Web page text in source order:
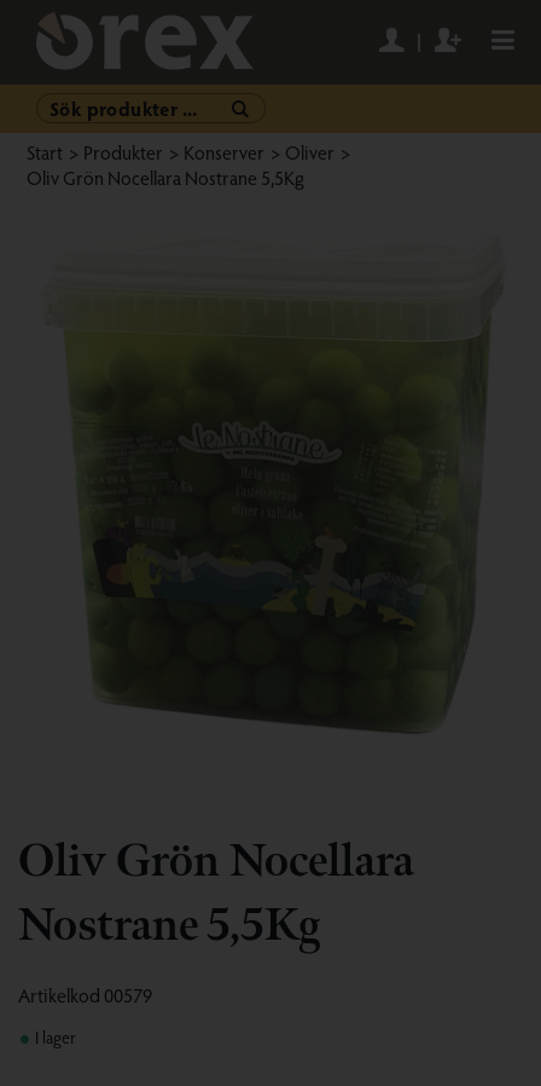
Start / Produkter / Konserver / Oliver /
Oliv Grön Nocellara Nostrane 5,5Kg
Oliv Grön Nocellara
Nostrane 5,5Kg
Artikelkod 00579
I lager